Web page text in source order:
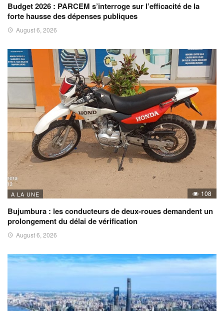
Budget 2026 : PARCEM s’interroge sur l’efficacité de la
forte hausse des dépenses publiques
August 6, 2026
A LA UNE 108
Bujumbura : les conducteurs de deux-roues demandent un
prolongement du délai de vérification
August 6, 2026